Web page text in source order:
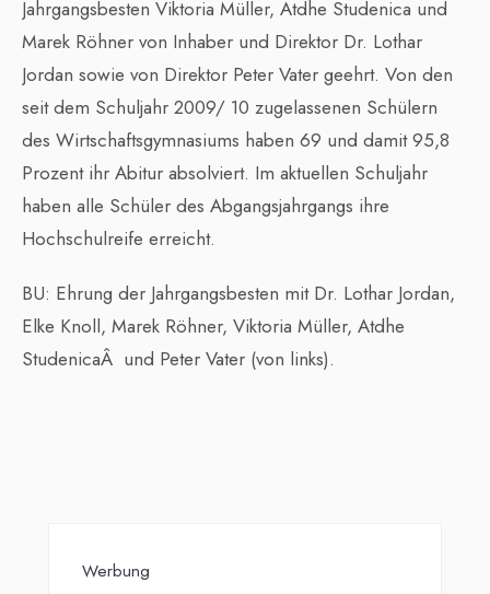
Jahrgangsbesten Viktoria Müller, Atdhe Studenica und
Marek Röhner von Inhaber und Direktor Dr. Lothar
Jordan sowie von Direktor Peter Vater geehrt. Von den
seit dem Schuljahr 2009/ 10 zugelassenen Schülern
des Wirtschaftsgymnasiums haben 69 und damit 95,8
Prozent ihr Abitur absolviert. Im aktuellen Schuljahr
haben alle Schüler des Abgangsjahrgangs ihre
Hochschulreife erreicht.
BU: Ehrung der Jahrgangsbesten mit Dr. Lothar Jordan,
Elke Knoll, Marek Röhner, Viktoria Müller, Atdhe
StudenicaÂ und Peter Vater (von links).
Werbung